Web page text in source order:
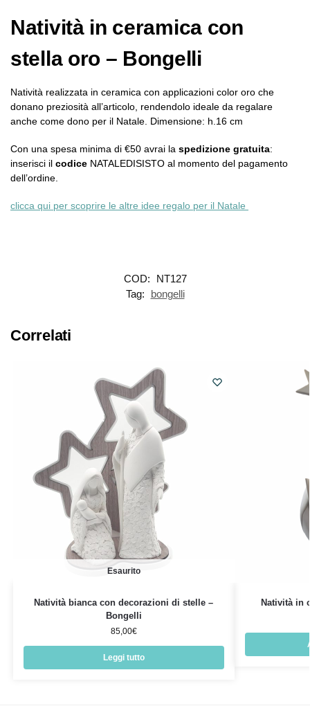
Natività in ceramica con
stella oro – Bongelli
Natività realizzata in ceramica con applicazioni color oro che
donano preziosità all’articolo, rendendolo ideale da regalare
anche come dono per il Natale. Dimensione: h.16 cm
Con una spesa minima di €50 avrai la spedizione gratuita:
inserisci il codice NATALEDISISTO al momento del pagamento
dell’ordine.
clicca qui per scoprire le altre idee regalo per il Natale
COD:
NT127
Tag:
bongelli
Correlati
Esaurito
Natività bianca con decorazioni di stelle –
Bongelli
85,00€
Leggi tutto
Natività in